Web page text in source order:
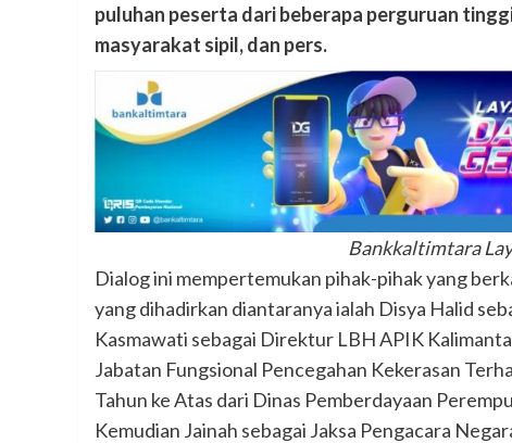
puluhan peserta dari beberapa perguruan
masyarakat sipil, dan pers.
Bankkaltimtara
Dialog ini mempertemukan pihak-pihak yang
yang dihadirkan diantaranya ialah Disya Halid
Kasmawati sebagai Direktur LBH APIK
Jabatan Fungsional Pencegahan Kekerasan
Tahun ke Atas dari Dinas Pemberdayaan
Kemudian Jainah sebagai Jaksa Pengacara